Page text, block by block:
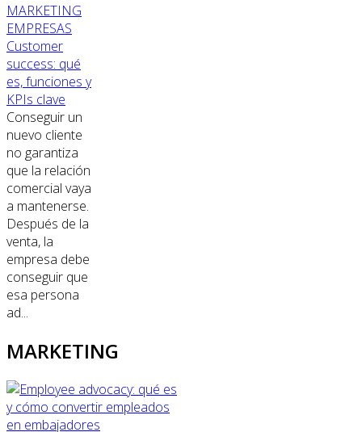
MARKETING
EMPRESAS
Customer
success: qué
es, funciones y
KPIs clave
Conseguir un
nuevo cliente
no garantiza
que la relación
comercial vaya
a mantenerse.
Después de la
venta, la
empresa debe
conseguir que
esa persona
ad...
MARKETING